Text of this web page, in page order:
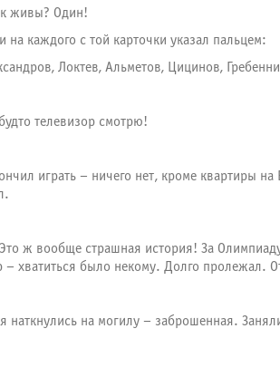
живы? Один!
каждого с той карточки указал пальцем:
Локтев, Альметов, Цицинов,
телевизор смотрю!
играть – ничего нет, кроме квартиры
ж вообще страшная история! За
хватиться было некому. Долго пролежал.
на могилу – заброшенная.